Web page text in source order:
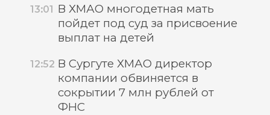
13:01 В ХМАО многодетная мать
пойдет под суд за присвоение
выплат на детей
12:52 В Сургуте ХМАО директор
компании обвиняется в
сокрытии 7 млн рублей от
ФНС